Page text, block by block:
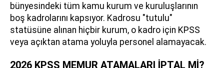
bünyesindeki tüm kamu kurum ve kuruluşlarının
boş kadrolarını kapsıyor. Kadrosu "tutulu"
statüsüne alınan hiçbir kurum, o kadro için KPSS
veya açıktan atama yoluyla personel alamayacak.
2026 KPSS MEMUR ATAMALARI İPTAL Mİ?